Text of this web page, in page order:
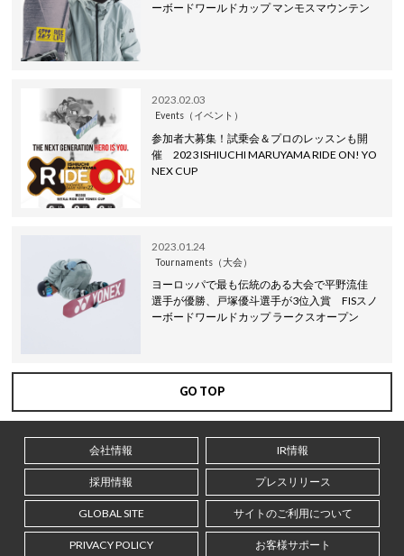
ーボードワールドカップ マンモスマウンテン
2023.02.03
Events（イベント）
参加者大募集！試乗会＆プロのレッスンも開
催 2023 ISHIUCHI MARUYAMA RIDE ON! YO
NEX CUP
2023.01.24
Tournaments（大会）
ヨーロッパで最も伝統のある大会で平野流佳
選手が優勝、戸塚優斗選手が3位入賞 FISスノ
ーボードワールドカップ ラークスオープン
GO TOP
会社情報 IR情報
採用情報 プレスリリース
GLOBAL SITE サイトのご利用について
PRIVACY POLICY お客様サポート